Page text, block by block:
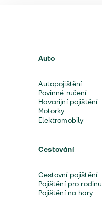
Auto
Autopojištění
Povinné ručení
Havarijní pojištění
Motorky
Elektromobily
Cestování
Cestovní pojištění
Pojištění pro rodinu
Pojištění na hory